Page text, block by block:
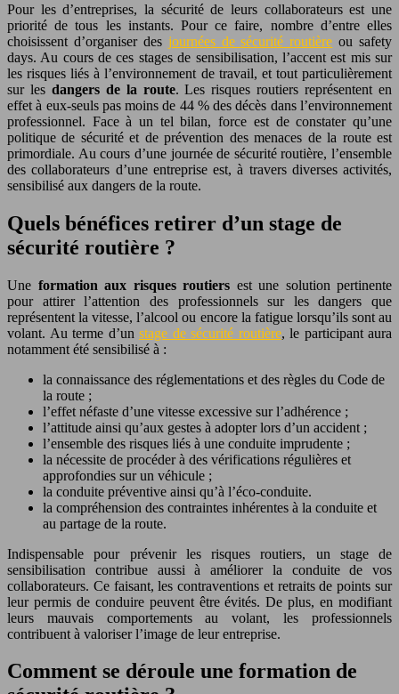
Pour les d’entreprises, la sécurité de leurs collaborateurs est une
priorité de tous les instants. Pour ce faire, nombre d’entre elles
choisissent d’organiser des journées de sécurité routière ou safety
days. Au cours de ces stages de sensibilisation, l’accent est mis sur
les risques liés à l’environnement de travail, et tout particulièrement
sur les dangers de la route. Les risques routiers représentent en
effet à eux-seuls pas moins de 44 % des décès dans l’environnement
professionnel. Face à un tel bilan, force est de constater qu’une
politique de sécurité et de prévention des menaces de la route est
primordiale. Au cours d’une journée de sécurité routière, l’ensemble
des collaborateurs d’une entreprise est, à travers diverses activités,
sensibilisé aux dangers de la route.
Quels bénéfices retirer d’un stage de
sécurité routière ?
Une formation aux risques routiers est une solution pertinente
pour attirer l’attention des professionnels sur les dangers que
représentent la vitesse, l’alcool ou encore la fatigue lorsqu’ils sont au
volant. Au terme d’un stage de sécurité routière, le participant aura
notamment été sensibilisé à :
la connaissance des réglementations et des règles du Code de
la route ;
l’effet néfaste d’une vitesse excessive sur l’adhérence ;
l’attitude ainsi qu’aux gestes à adopter lors d’un accident ;
l’ensemble des risques liés à une conduite imprudente ;
la nécessite de procéder à des vérifications régulières et
approfondies sur un véhicule ;
la conduite préventive ainsi qu’à l’éco-conduite.
la compréhension des contraintes inhérentes à la conduite et
au partage de la route.
Indispensable pour prévenir les risques routiers, un stage de
sensibilisation contribue aussi à améliorer la conduite de vos
collaborateurs. Ce faisant, les contraventions et retraits de points sur
leur permis de conduire peuvent être évités. De plus, en modifiant
leurs mauvais comportements au volant, les professionnels
contribuent à valoriser l’image de leur entreprise.
Comment se déroule une formation de